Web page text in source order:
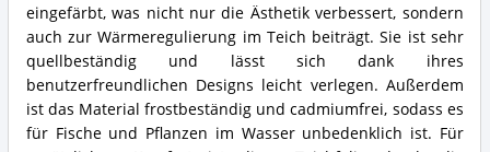
eingefärbt, was nicht nur die Ästhetik verbessert, sondern
auch zur Wärmeregulierung im Teich beiträgt. Sie ist sehr
quellbeständig und lässt sich dank ihres
benutzerfreundlichen Designs leicht verlegen. Außerdem
ist das Material frostbeständig und cadmiumfrei, sodass es
für Fische und Pflanzen im Wasser unbedenklich ist. Für